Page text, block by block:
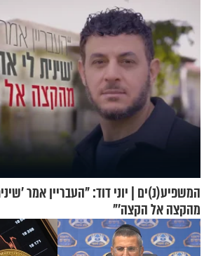
המשפיע(נ)ים | יוני דוד: "העבריין אמר
מהקצה אל הקצה'"